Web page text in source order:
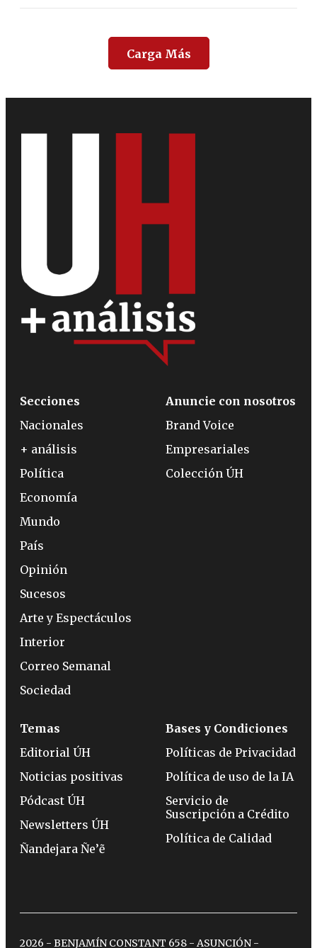
Carga Más
Secciones
Nacionales
+ análisis
Política
Economía
Mundo
País
Opinión
Sucesos
Arte y Espectáculos
Interior
Correo Semanal
Sociedad
Anuncie con nosotros
Brand Voice
Empresariales
Colección ÚH
Temas
Editorial ÚH
Noticias positivas
Pódcast ÚH
Newsletters ÚH
Ñandejara Ñe’ẽ
Bases y Condiciones
Políticas de Privacidad
Política de uso de la IA
Servicio de
Suscripción a Crédito
Política de Calidad
2026 - BENJAMÍN CONSTANT 658 - ASUNCIÓN -